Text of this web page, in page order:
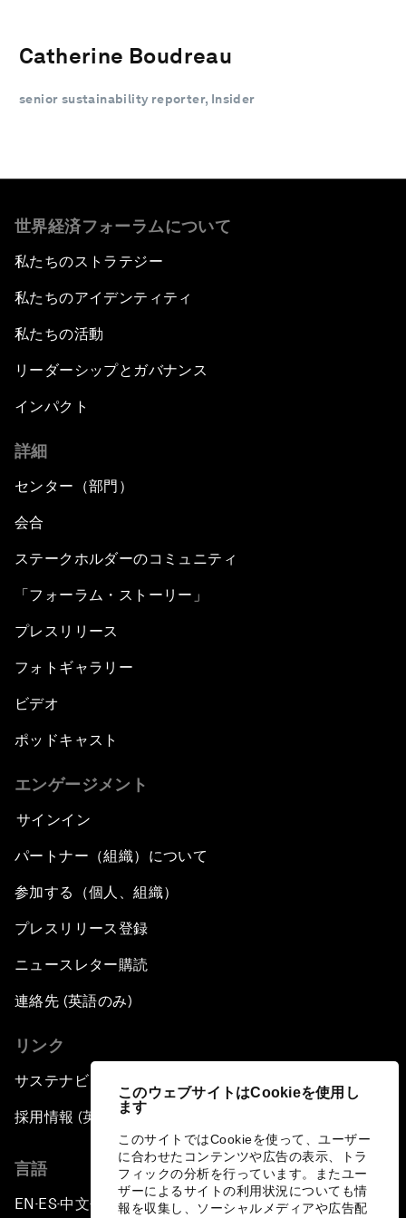
このウェブサイトはCookieを使用し
ます
このサイトではCookieを使って、ユーザー
に合わせたコンテンツや広告の表示、トラ
フィックの分析を行っています。またユー
ザーによるサイトの利用状況についても情
報を収集し、ソーシャルメディアや広告配
Catherine Boudreau
senior sustainability reporter, Insider
世界経済フォーラムについて
私たちのストラテジー
私たちのアイデンティティ
私たちの活動
リーダーシップとガバナンス
インパクト
詳細
センター（部門）
会合
ステークホルダーのコミュニティ
「フォーラム・ストーリー」
プレスリリース
フォトギャラリー
ビデオ
ポッドキャスト
エンゲージメント
サインイン
パートナー（組織）について
参加する（個人、組織）
プレスリリース登録
ニュースレター購読
連絡先 (英語のみ)
リンク
サステナビリティへの取り組み
採用情報 (英語のみ)
言語
EN ▪ES▪中文▪ 日本語